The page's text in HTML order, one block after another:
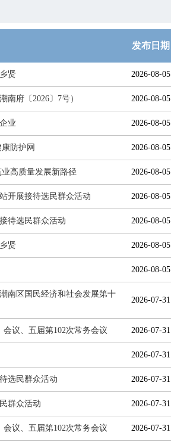
发布日期
贤 2026-08-05
南府〔2026〕7号） 2026-08-05
业 2026-08-05
防护网 2026-08-05
高质量发展新路径 2026-08-05
开展接待选民群众活动 2026-08-05
待选民群众活动 2026-08-05
贤 2026-08-05
2026-08-05
南区国民经济和社会发展第十
2026-07-31
议、五届第102次常务会议 2026-07-31
2026-07-31
选民群众活动 2026-07-31
群众活动 2026-07-31
议、五届第102次常务会议 2026-07-31